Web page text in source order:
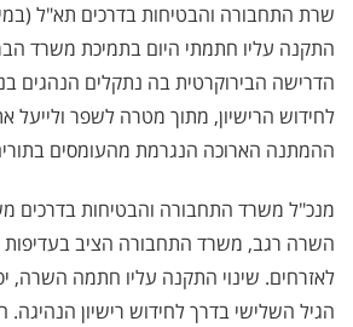
שרת התחבורה והבטיחות בדרכים תא"ל
התקנה עליו חתמתי היום בתמיכת משרד
הדרישה הבירוקרטית בה נתקלים הנהגים
לחידוש הרישיון, מתוך מטרה לשפר ולייעל
ההמתנה הארוכה הנגרמת מהעומסים
מנכ"ל משרד התחבורה והבטיחות בדרכים
השרה רגב, משרד התחבורה הציב בעדיפות
לאזרחים. שינוי התקנה עליו חתמה השרה,
הגיל השלישי בדרך לחידוש רישיון